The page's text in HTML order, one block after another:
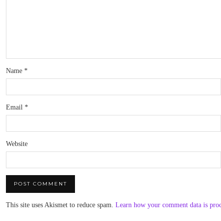
Name *
Email *
Website
This site uses Akismet to reduce spam. Learn how your comment data is